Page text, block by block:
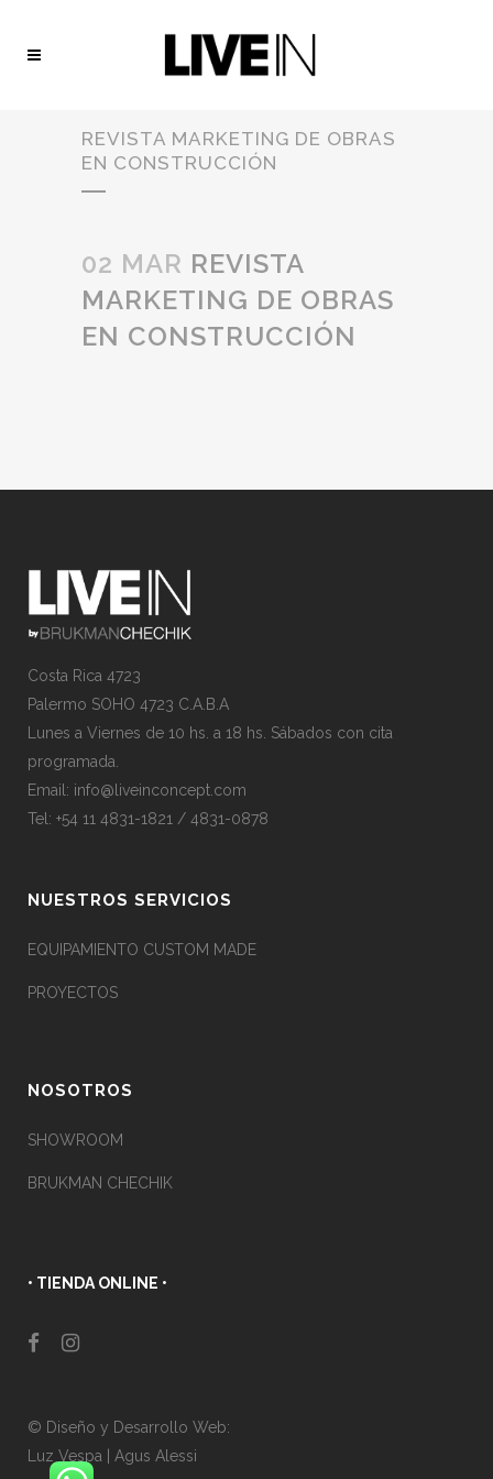
REVISTA MARKETING DE OBRAS
EN CONSTRUCCIÓN
02 MAR REVISTA
MARKETING DE OBRAS
EN CONSTRUCCIÓN
Costa Rica 4723
Palermo SOHO 4723 C.A.B.A
Lunes a Viernes de 10 hs. a 18 hs. Sábados con cita
programada.
Email: info@liveinconcept.com
Tel: +54 11 4831-1821 / 4831-0878
NUESTROS SERVICIOS
EQUIPAMIENTO CUSTOM MADE
PROYECTOS
NOSOTROS
SHOWROOM
BRUKMAN CHECHIK
• TIENDA ONLINE •
© Diseño y Desarrollo Web:
Luz Vespa
Agus Alessi